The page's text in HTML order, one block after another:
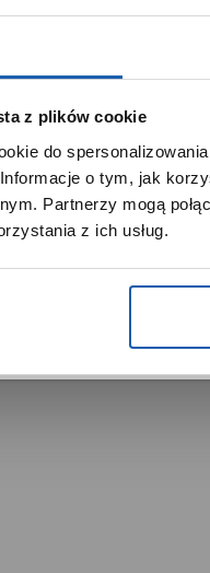
z plików cookie
do
o tym, jak
Partnerzy mogą
z ich usług.
muzyczne
zastrzeżone.
Używamy plików
marketingowych,
optymalizować jej
DOWIEDZ SIĘ